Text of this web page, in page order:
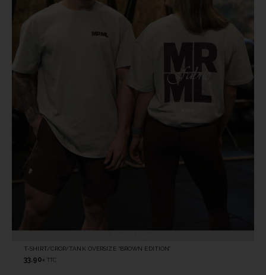
T-SHIRT/CROP/TANK OVERSIZE “BROWN EDITION”
33.90 € TTC